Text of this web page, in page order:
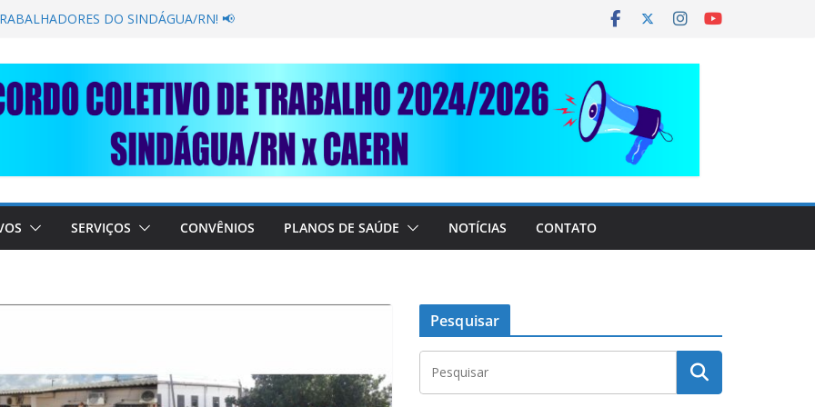
SECAR SUA TORNEIRA: UNIDOS
A SABESP! 🚨
AJUDE O NOSSO
RAIMUNDO DA CAERN!
SERVIÇOS CONVÊNIOS PLANOS DE SAÚDE NOTÍCIAS CONTATO
Pesquisar